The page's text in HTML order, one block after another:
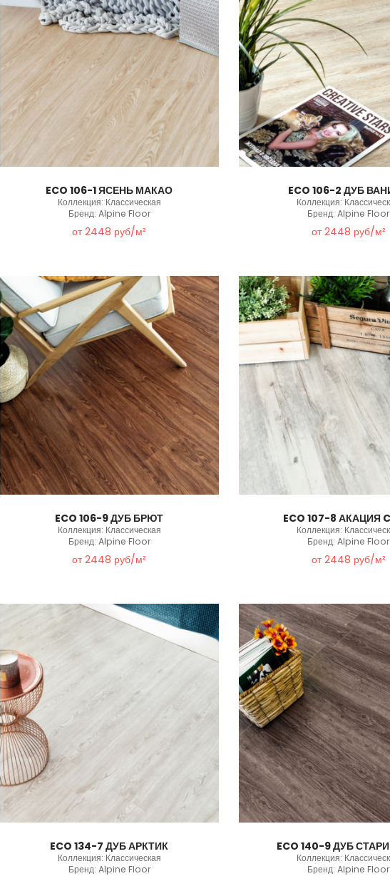
ECO 106-1 ЯСЕНЬ МАКАО
Коллекция: Классическая
Бренд: Alpine Floor
от 2448 руб/м²
ECO 106-2 ДУБ
Коллекция:
Бренд: Alpine Floor
от 2448 руб/м²
ECO 106-9 ДУБ БРЮТ
Коллекция: Классическая
Бренд: Alpine Floor
от 2448 руб/м²
ECO 107-8 АКАЦИЯ
Коллекция:
Бренд: Alpine Floor
от 2448 руб/м²
ECO 134-7 ДУБ АРКТИК
Коллекция: Классическая
Бренд: Alpine Floor
ECO 140-9 ДУБ
Коллекция:
Бренд: Alpine Floor